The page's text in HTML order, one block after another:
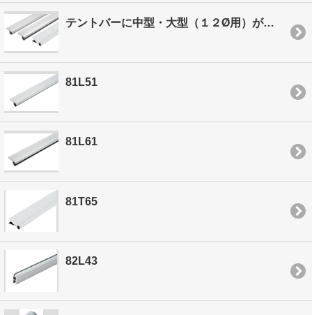
テントバーに中型・大型（１２Ø用）が仲間入り！
81L51
81L61
81T65
82L43